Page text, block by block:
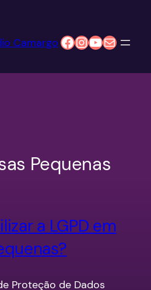
Camargo Facebook
Instagram
Youtube
E-mail
Pequenas
a LGPD em
Proteção de Dados